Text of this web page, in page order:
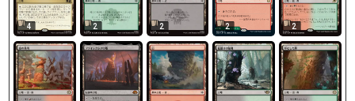
4 2 2 2 2